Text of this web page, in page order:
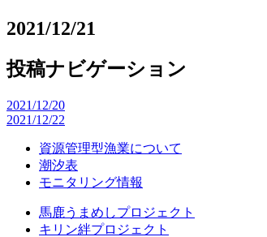
2021/12/21
投稿ナビゲーション
2021/12/20
2021/12/22
資源管理型漁業について
潮汐表
モニタリング情報
馬鹿うまめしプロジェクト
キリン絆プロジェクト